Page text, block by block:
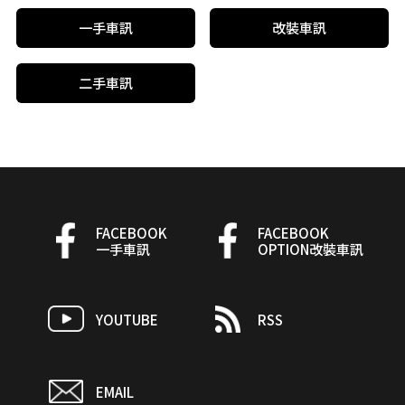
一手車訊 改裝車訊
二手車訊
FACEBOOK
一手車訊
FACEBOOK
OPTION改裝車訊
YOUTUBE RSS
EMAIL